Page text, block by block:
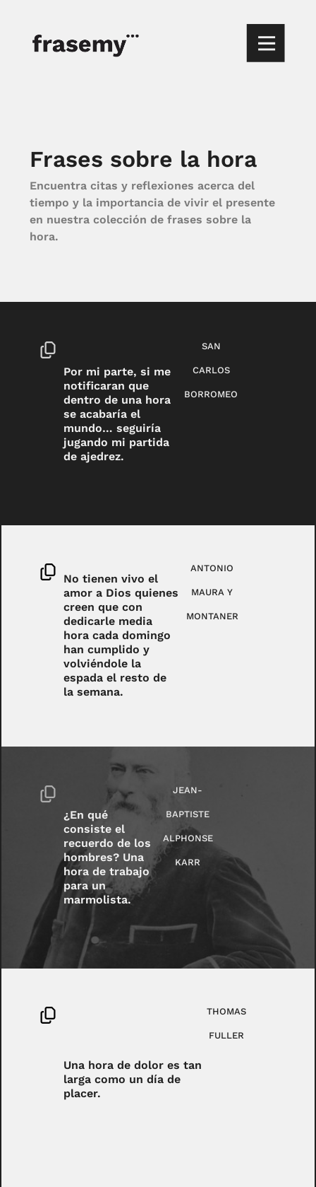
Frases sobre la hora
Encuentra citas y reflexiones acerca del
tiempo y la importancia de vivir el presente
en nuestra colección de frases sobre la
hora.
Por mi parte, si me
notificaran que
dentro de una hora
se acabaría el
mundo… seguiría
jugando mi partida
de ajedrez.
SAN
CARLOS
BORROMEO
No tienen vivo el
amor a Dios quienes
creen que con
dedicarle media
hora cada domingo
han cumplido y
volviéndole la
espada el resto de
la semana.
ANTONIO
MAURA Y
MONTANER
¿En qué
consiste el
recuerdo de los
hombres? Una
hora de trabajo
para un
marmolista.
JEAN-
BAPTISTE
ALPHONSE
KARR
Una hora de dolor es tan
larga como un día de
placer.
THOMAS
FULLER